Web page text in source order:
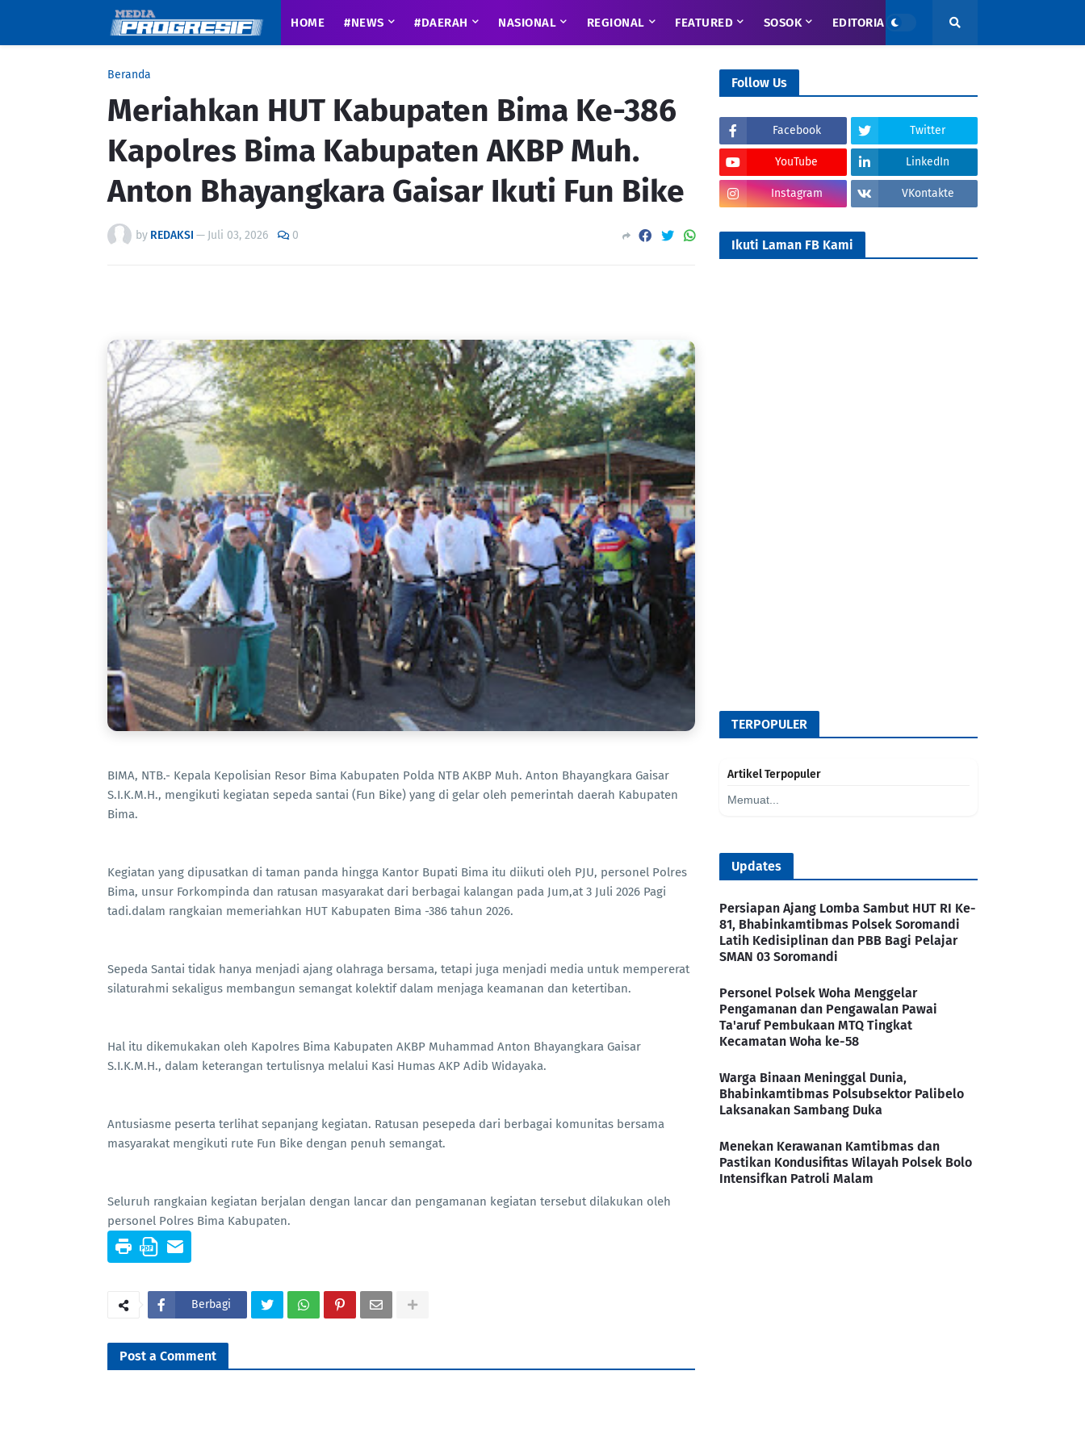
HOME #NEWS #DAERAH NASIONAL REGIONAL FEATURED SOSOK EDITORIAL
Beranda
Meriahkan HUT Kabupaten Bima Ke-386
Kapolres Bima Kabupaten AKBP Muh.
Anton Bhayangkara Gaisar Ikuti Fun Bike
by REDAKSI — Juli 03, 2026 0
BIMA, NTB.- Kepala Kepolisian Resor Bima Kabupaten Polda NTB AKBP Muh. Anton Bhayangkara Gaisar
S.I.K.M.H., mengikuti kegiatan sepeda santai (Fun Bike) yang di gelar oleh pemerintah daerah Kabupaten
Bima.
Kegiatan yang dipusatkan di taman panda hingga Kantor Bupati Bima itu diikuti oleh PJU, personel Polres
Bima, unsur Forkompinda dan ratusan masyarakat dari berbagai kalangan pada Jum,at 3 Juli 2026 Pagi
tadi.dalam rangkaian memeriahkan HUT Kabupaten Bima -386 tahun 2026.
Sepeda Santai tidak hanya menjadi ajang olahraga bersama, tetapi juga menjadi media untuk mempererat
silaturahmi sekaligus membangun semangat kolektif dalam menjaga keamanan dan ketertiban.
Hal itu dikemukakan oleh Kapolres Bima Kabupaten AKBP Muhammad Anton Bhayangkara Gaisar
S.I.K.M.H., dalam keterangan tertulisnya melalui Kasi Humas AKP Adib Widayaka.
Antusiasme peserta terlihat sepanjang kegiatan. Ratusan pesepeda dari berbagai komunitas bersama
masyarakat mengikuti rute Fun Bike dengan penuh semangat.
Seluruh rangkaian kegiatan berjalan dengan lancar dan pengamanan kegiatan tersebut dilakukan oleh
personel Polres Bima Kabupaten.
Berbagi
Post a Comment
Follow Us
Facebook Twitter
YouTube LinkedIn
Instagram VKontakte
Ikuti Laman FB Kami
TERPOPULER
Artikel Terpopuler
Memuat...
Updates
Persiapan Ajang Lomba Sambut HUT RI Ke-
81, Bhabinkamtibmas Polsek Soromandi
Latih Kedisiplinan dan PBB Bagi Pelajar
SMAN 03 Soromandi
Personel Polsek Woha Menggelar
Pengamanan dan Pengawalan Pawai
Ta'aruf Pembukaan MTQ Tingkat
Kecamatan Woha ke-58
Warga Binaan Meninggal Dunia,
Bhabinkamtibmas Polsubsektor Palibelo
Laksanakan Sambang Duka
Menekan Kerawanan Kamtibmas dan
Pastikan Kondusifitas Wilayah Polsek Bolo
Intensifkan Patroli Malam